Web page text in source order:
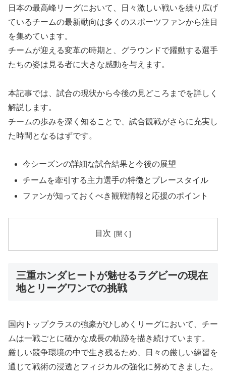
日本の最高峰リーグにおいて、日々激しい戦いを繰り広げ
ているチームの最新動向は多くのスポーツファンから注目
を集めています。
チームが迎える変革の時期と、グラウンドで躍動する選手
たちの姿は見る者に大きな感動を与えます。
本記事では、試合の現状から今後の見どころまでを詳しく
解説します。
チームの歩みを深く知ることで、試合観戦がさらに充実し
た時間となるはずです。
今シーズンの詳細な試合結果と今後の展望
チームを牽引する主力選手の特徴とプレースタイル
ファンが知っておくべき観戦情報と応援のポイント
目次
三重ホンダヒートが魅せるラグビーの現在
地とリーグワンでの挑戦
国内トップクラスの強豪がひしめくリーグにおいて、チー
ムは一戦ごとに確かな成長の軌跡を描き続けています。
厳しい競争環境の中で生き残るため、日々の厳しい練習を
通じて戦術の浸透とフィジカルの強化に努めてきました。